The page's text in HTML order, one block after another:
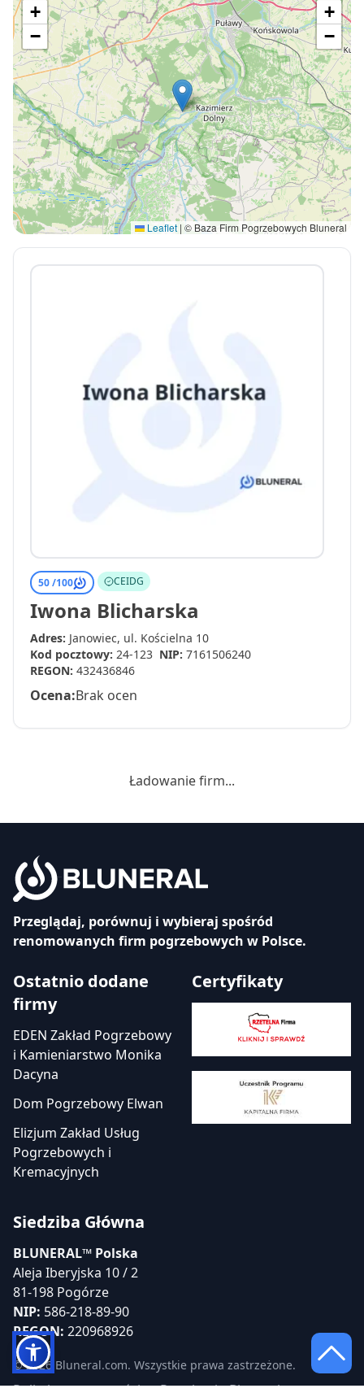
+
−
+
−
Leaflet | © Baza Firm Pogrzebowych Bluneral
50 /100 CEIDG
Iwona Blicharska
Adres: Janowiec, ul. Kościelna 10
Kod pocztowy: 24-123 NIP: 7161506240
REGON: 432436846
Ocena:Brak ocen
Ładowanie firm...
Przeglądaj, porównuj i wybieraj spośród
renomowanych firm pogrzebowych w Polsce.
Ostatnio dodane
firmy
EDEN Zakład Pogrzebowy
i Kamieniarstwo Monika
Dacyna
Dom Pogrzebowy Elwan
Elizjum Zakład Usług
Pogrzebowych i
Kremacyjnych
Certyfikaty
Siedziba Główna
BLUNERAL™ Polska
Aleja Iberyjska 10 / 2
81-198 Pogórze
NIP: 586-218-89-90
REGON: 220968926
© 2026 Bluneral.com. Wszystkie prawa zastrzeżone.
Polityka prywatności Regulamin Bluneral